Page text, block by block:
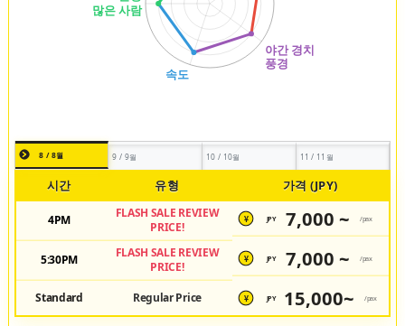
8 / 8월 9 / 9월 10 / 10월 11 / 11월
시간 유형 가격 (JPY)
4PM
FLASH SALE REVIEW
PRICE!
¥ JPY 7,000 ~ /pax
5:30PM
FLASH SALE REVIEW
PRICE!
¥ JPY 7,000 ~ /pax
Standard Regular Price ¥ JPY 15,000~ /pax